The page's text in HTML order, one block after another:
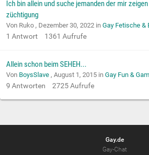
Ich bin allein und suche jemanden der mir
züchtigung
Von Ruko , Dezember 30, 2022 in Gay Fetische &
1 Antwort 1361 Aufrufe
Allein schon beim SEHEH...
Von BoysSlave , August 1, 2015 in Gay Fun &
9 Antworten 2725Aufrufe
Gay.de
Gay-Chat